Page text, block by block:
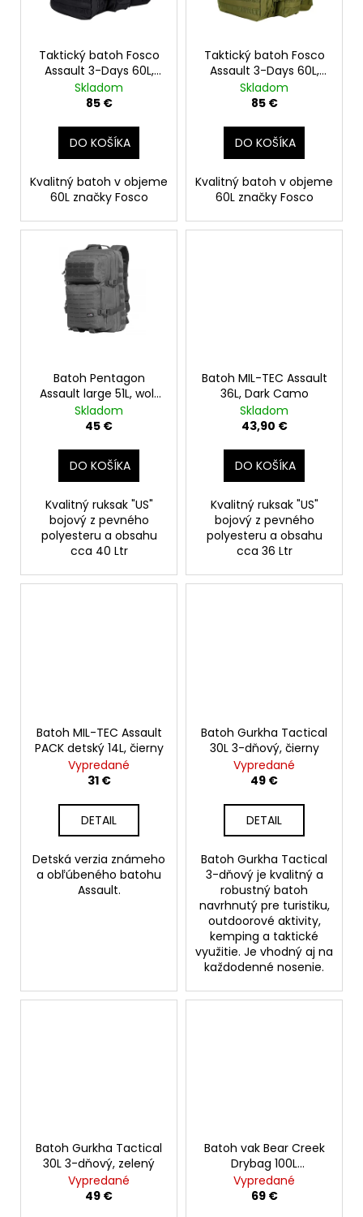
Taktický batoh Fosco
Assault 3-Days 60L,
čierny
Skladom
85 €
DO KOŠÍKA
Kvalitný batoh v objeme
60L značky Fosco
Taktický batoh Fosco
Assault 3-Days 60L,
olive
Skladom
85 €
DO KOŠÍKA
Kvalitný batoh v objeme
60L značky Fosco
Batoh Pentagon
Assault large 51L, wolf
grey
Skladom
45 €
DO KOŠÍKA
Kvalitný ruksak "US"
bojový z pevného
polyesteru a obsahu
cca 40 Ltr
Batoh MIL-TEC Assault
36L, Dark Camo
Skladom
43,90 €
DO KOŠÍKA
Kvalitný ruksak "US"
bojový z pevného
polyesteru a obsahu
cca 36 Ltr
Batoh MIL-TEC Assault
PACK detský 14L, čierny
Vypredané
31 €
DETAIL
Detská verzia známeho
a obľúbeného batohu
Assault.
Batoh Gurkha Tactical
30L 3-dňový, čierny
Vypredané
49 €
DETAIL
Batoh Gurkha Tactical
3-dňový je kvalitný a
robustný batoh
navrhnutý pre turistiku,
outdoorové aktivity,
kemping a taktické
využitie. Je vhodný aj na
každodenné nosenie.
Batoh Gurkha Tactical
30L 3-dňový, zelený
Vypredané
49 €
Batoh vak Bear Creek
Drybag 100L
nepremokavý, čierno
žltý
Vypredané
69 €
HĽADAŤ